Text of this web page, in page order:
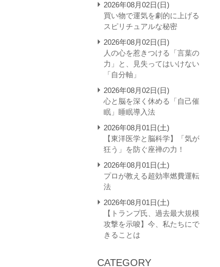
2026年08月02日(日)
買い物で運気を劇的に上げる
スピリチュアルな秘密
2026年08月02日(日)
人の心を惹きつける「言葉の
力」と、見失ってはいけない
「自分軸」
2026年08月02日(日)
心と脳を深く休める「自己催
眠」睡眠導入法
2026年08月01日(土)
【東洋医学と脳科学】「気が
狂う」を防ぐ座禅の力！
2026年08月01日(土)
プロが教える超効率燃費運転
法
2026年08月01日(土)
【トランプ氏、過去最大規模
攻撃を示唆】今、私たちにで
きることは
CATEGORY